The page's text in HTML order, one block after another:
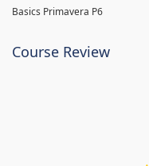
Basics Primavera P6
Course Review